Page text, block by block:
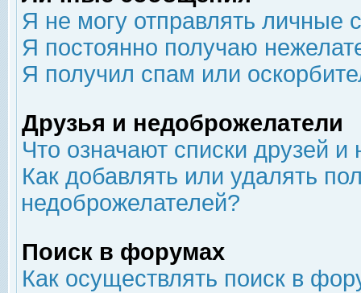
Я не могу отправлять личные
Я постоянно получаю
Я получил спам или
Друзья и недоброжелатели
Что означают списки друзей
Как добавлять или удалять
недоброжелателей?
Поиск в форумах
Как осуществлять поиск в